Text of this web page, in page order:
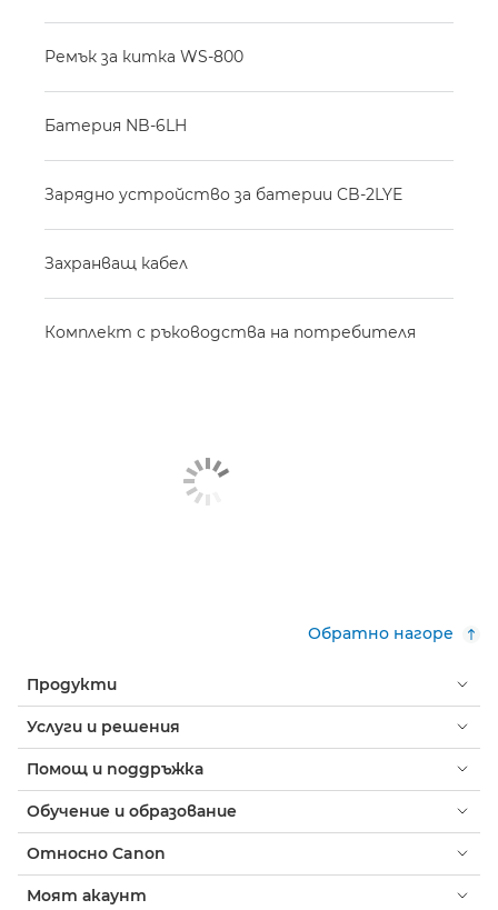
Ремък за китка WS-800
Батерия NB-6LH
Зарядно устройство за батерии CB-2LYE
Захранващ кабел
Комплект с ръководства на потребителя
Обратно нагоре
Продукти
Услуги и решения
Помощ и поддръжка
Обучение и образование
Относно Canon
Моят акаунт